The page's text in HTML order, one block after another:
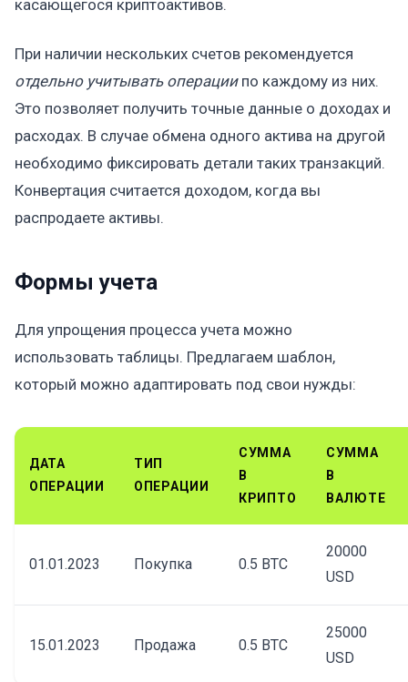
касающегося криптоактивов.
При наличии нескольких счетов рекомендуется
отдельно учитывать операциипо каждому из них.
Это позволяет получить точные данные о доходах и
расходах. В случае обмена одного актива на другой
необходимо фиксировать детали таких транзакций.
Конвертация считается доходом, когда вы
распродаете активы.
Формы учета
Для упрощения процесса учета можно
использовать таблицы. Предлагаем шаблон,
который можно адаптировать под свои нужды:
ДАТА
ОПЕРАЦИИ
ТИП
ОПЕРАЦИИ
СУММА
В
КРИПТО
СУММА
В
ВАЛЮТЕ
01.01.2023 Покупка 0.5 BTC
20000
USD
15.01.2023 Продажа 0.5 BTC
25000
USD